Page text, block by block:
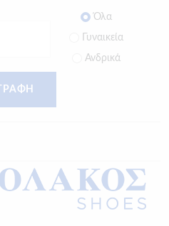
Όλα
Γυναικεία
Ανδρικά